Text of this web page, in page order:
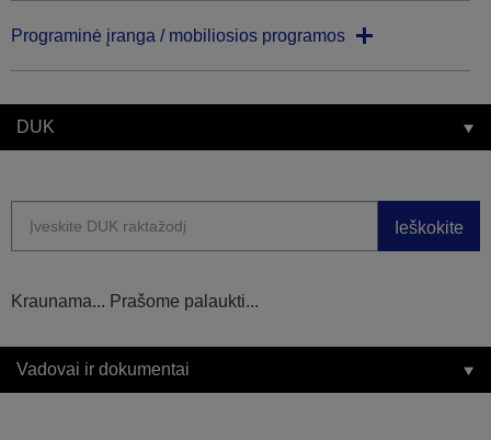
Programinė įranga / mobiliosios programos
DUK
Ieškokite
Kraunama... Prašome palaukti...
Vadovai ir dokumentai